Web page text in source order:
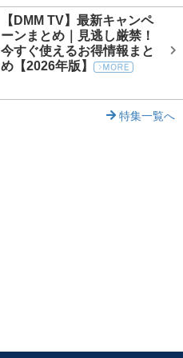
【DMM TV】最新キャンペ
ーンまとめ｜見逃し厳禁！
今すぐ使えるお得情報まと
め【2026年版】
特集一覧へ